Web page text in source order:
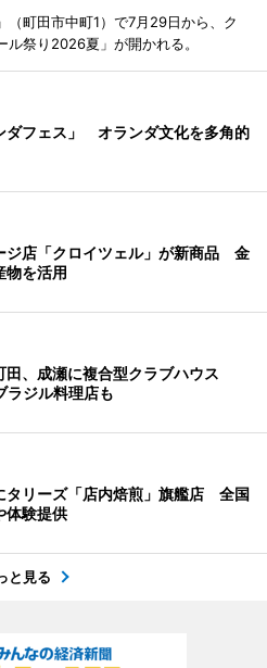
（町田市中町1）で7月29日から、ク
祭り2026夏」が開かれる。
ダフェス」 オランダ文化を多角的
ジ店「クロイツェル」が新商品 金
物を活用
田、成瀬に複合型クラブハウス
ラジル料理店も
タリーズ「店内焙煎」旗艦店 全国
体験提供
と見る